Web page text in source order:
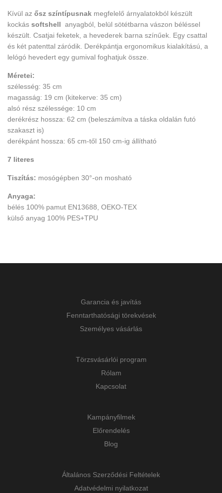
Kívül az ősz színtípusnak megfelelő árnyalatokból készült
kockás softshell anyagból, belül sötétbarna vászon béléssel
készült. Csatjai feketek, a hevederek barna színűek. Egy csattal
és két patenttal záródik. Derékpántja ergonomikus kialakítású, a
lelógó hevedert egy gumival foghatjuk össze.
Méretei:
szélesség: 35 cm
magasság: 19 cm (kitekerve: 35 cm)
alsó rész szélessége: 10 cm
derékrész hossza: 62 cm (beleszámítva a táska oldalán futó
szakaszt is)
derékpánt hossza: 65 cm-től 150 cm-ig állítható
7 literes
Tiszítás: mosógépben 30°-on mosható
Anyaga:
bélés 100% pamut EN13688, OEKO-TEX
külső anyag 100% PES+TPU
Garancia és javítás
Fenntarthatósági törekvések
Személyes vásárlás
Törzsvásárlói program
Rólam
Kapcsolat
Kampányfilmek
Előrendelés
Blog
Általános Szerződési Feltételek
Adatvédelmi nyilatkozat